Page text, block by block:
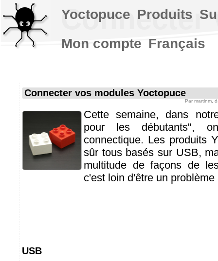
Connecter
Connecter vos modules Yoctopuce
Par martinm ,
Cette semaine, dans
pour les débutants",
connectique. Les produits
sûr tous basés sur USB,
multitude de façons de
c'est loin d'être un problème
USB
Yoctopuce Produits
Mon compte Français